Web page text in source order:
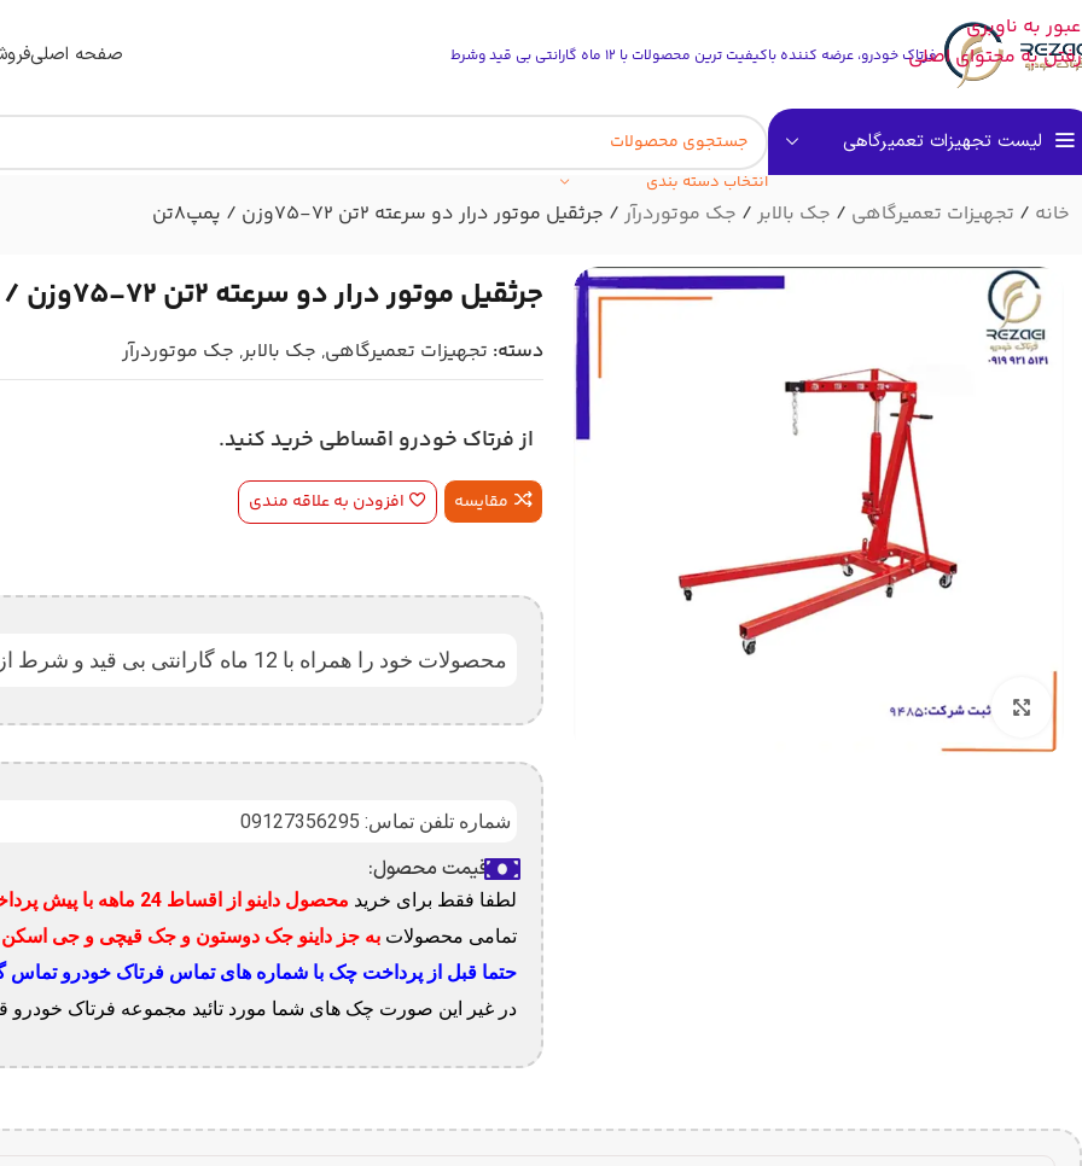
عبور به ناوبری
رفتن به محتوای اصلیفرتاک خودرو، عرضه کننده باکیفیت ترین محصولات با 12 ماه گارانتی بی قید وشرط صفحه اصلی
لیست تجهیزات تعمیرگاهی
انتخاب دسته بندی
خانه تجهیزات تعمیرگاهی جک بالابر جک موتوردرآر جرثقیل موتور درار دو سرعته 2تن 72-75وزن / پمپ8تن
بزرگنمایی تصویر
جرثقیل موتور درار دو سرعته 2تن 72-75وزن / پمپ8تن
دسته: تجهیزات تعمیرگاهی, جک بالابر, جک موتوردرآر
از فرتاک خودرو اقساطی خرید کنید.
مقایسه افزودن به علاقه مندی
محصولات خود را همراه با 12 ماه گارانتی بی قید و شرط از فرتاک خودرو تهیه کنید.
شماره تلفن تماس: 09127356295
قیمت محصول:
لطفا فقط برای خرید محصول داینو از اقساط 24 ماهه با پیش پرداخت 50%
تمامی محصولات به جز داینو جک دوستون و جک قیچی و جی اسکن
حتما قبل از پرداخت چک با شماره های تماس فرتاک خودرو تماس
در غیر این صورت چک های شما مورد تائید مجموعه فرتاک خودرو